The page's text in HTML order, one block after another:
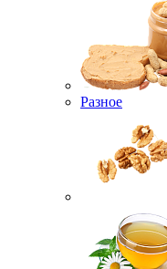
Разное